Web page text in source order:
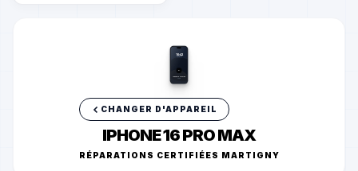
10:42
A
CHANGER D'APPAREIL
IPHONE 16 PRO MAX
RÉPARATIONS CERTIFIÉES MARTIGNY